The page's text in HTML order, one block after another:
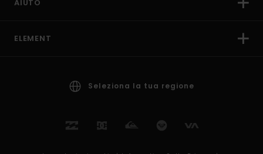
AIUTO
ELEMENT
Seleziona la tua regione